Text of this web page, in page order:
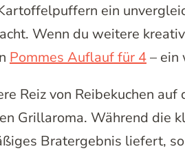
ein
Wenn du weitere
Pommes Auflauf für 4– ein
Reiz von Reibekuchen
Grillaroma. Während die
Bratergebnis liefert,